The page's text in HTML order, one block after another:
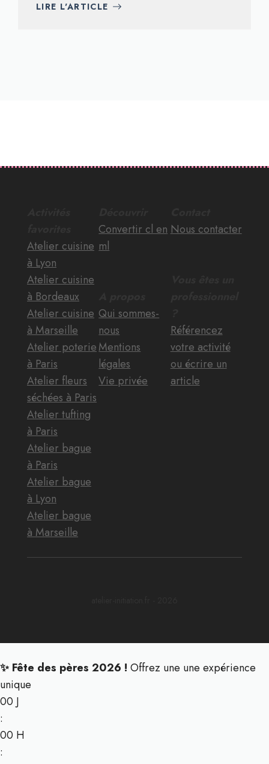
LIRE L'ARTICLE
Atelier cuisine
à Lyon
Atelier cuisine
à Bordeaux
Atelier cuisine
à Marseille
Atelier poterie
à Paris
Atelier fleurs
séchées à Paris
Atelier tufting
à Paris
Atelier bague
à Paris
Atelier bague
à Lyon
Atelier bague
à Marseille
Convertir cl en
ml
Qui sommes-
nous
Mentions
légales
Vie privée
Nous contacter
Référencez
votre activité
ou écrire un
article
✨ Fête des pères 2026 ! Offrez une une expérience
unique
00 J
:
00 H
: